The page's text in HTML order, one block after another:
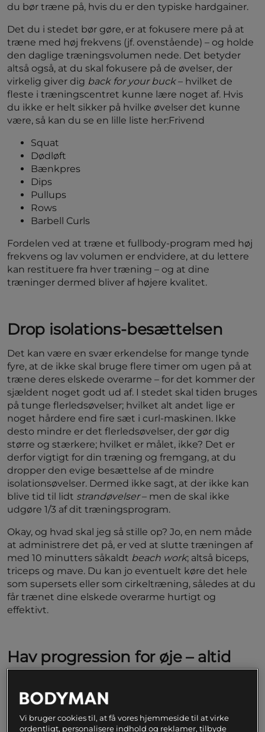
du bør træne på, hvis du er den typiske hardgainer.
Det du i stedet bør gøre, er at fokusere mere på at
træne med høj frekvens (jf. ovenstående) – og holde
den daglige træningsvolumen nede. Det betyder
altså også, at du skal fokusere på de øvelser, der
virkelig giver dig back for your buck– hvilket de
fleste i træningscentret kunne lære noget af. Hvis
du ikke er helt sikker på hvilke øvelser det kunne
være, så kan du se en lille liste her:Frivend
Squat
Dødløft
Bænkpres
Dips
Pullups
Rows
Barbell Curls
Fordelen ved at træne et fullbody-program med høj
frekvens og lav volumen er endvidere, at du lettere
kan restituere fra hver træning – og at dine
træninger dermed bliver af højere kvalitet.
Drop isolations-besættelsen
Det kan være en svær erkendelse for mange tynde
fyre, at de ikke skal bruge flere timer om ugen på at
træne deres elskede overarme – for det kommer der
sjældent noget godt ud af. I stedet skal tiden bruges
på tunge flerledsøvelser; hvilket alt andet lige er
noget hårdere end fire sæt i curl-maskinen. Ikke
desto mindre er det flerledsøvelser, der gør dig
større og stærkere; hvilket er målet, ikke? Det er
derfor vigtigt for din træning og fremgang, at du
dropper den evige besættelse af de mindre
isolationsøvelser. Dermed ikke sagt, at der ikke kan
blive tid til lidt strandøvelser– men de skal ikke
udgøre 1/3 af dit træningsprogram.
Okay, og hvad skal jeg så stille op? Jo, en nem måde
at administrere det på, er ved at slutte træningen af
med 10 minutters såkaldt beach work; altså biceps,
triceps og mave. Du kan jo eventuelt køre det hele
som supersets eller som cirkeltræning, således at du
får trænet dine elskede overarme hurtigt og
effektivt.
Hav progression for øje – altid
kvinder, der har trænet i 10 år – og som stadigvæk
træner med de samme vægte, det samme antal sæt
og de samme øvelser. Man skal ikke være
Vi bruger cookies til, at få vores hjemmeside til at virke
ordentligt, personalisere indhold og reklamer, tilbyde